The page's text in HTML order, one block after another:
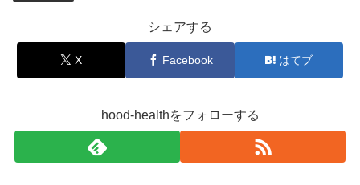
シェアする
X Facebook はてブ
hood-healthをフォローする